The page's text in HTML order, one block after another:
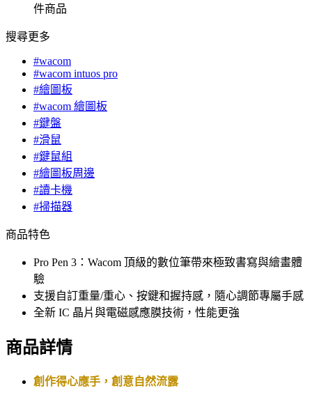
件商品
搜尋更多
#wacom
#wacom intuos pro
#繪圖板
#wacom 繪圖板
#鍵盤
#滑鼠
#鍵鼠組
#繪圖板周邊
#讀卡機
#掃描器
商品特色
Pro Pen 3：Wacom 頂級的數位筆帶來極致書寫與繪畫體
驗
支援自訂重量/重心、按鍵和握持感，隨心調節專屬手感
全新 IC 晶片與電磁感應膜技術，性能更強
商品詳情
創作得心應手，創意自然流露